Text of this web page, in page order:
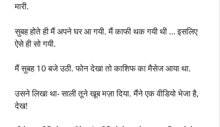
मारी.
सुबह होते ही मैं अपने घर आ गयी. मैं काफी थक गयी थी … इसलिए
ऐसे ही सो गयी.
मैं सुबह 10 बजे उठी. फोन देखा तो काशिफ का मैसेज आया था.
उसने लिखा था- साली तूने खूब मज़ा दिया. मैंने एक वीडियो भेजा है,
देख!